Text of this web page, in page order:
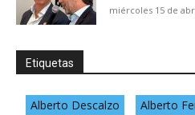
miércoles 15 de
Etiquetas
Alberto Descalzo Alberto